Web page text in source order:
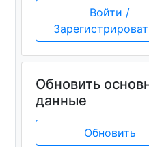
Войти /
Обновить
данные
Обновить